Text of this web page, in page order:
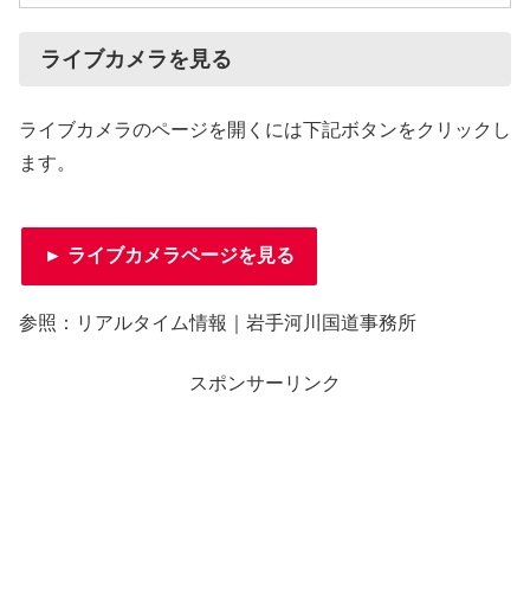
ライブカメラを見る
ライブカメラのページを開くには下記ボタンをクリックし
ます。
► ライブカメラページを見る
参照：リアルタイム情報｜岩手河川国道事務所
スポンサーリンク